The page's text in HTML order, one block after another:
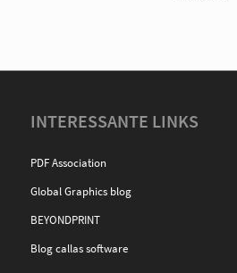
INTERESSANTE LINKS
PDF Association
Global Graphics blog
BEYONDPRINT
Blog callas software